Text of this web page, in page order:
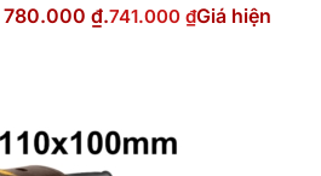
780.000 ₫.741.000 ₫Giá hiện